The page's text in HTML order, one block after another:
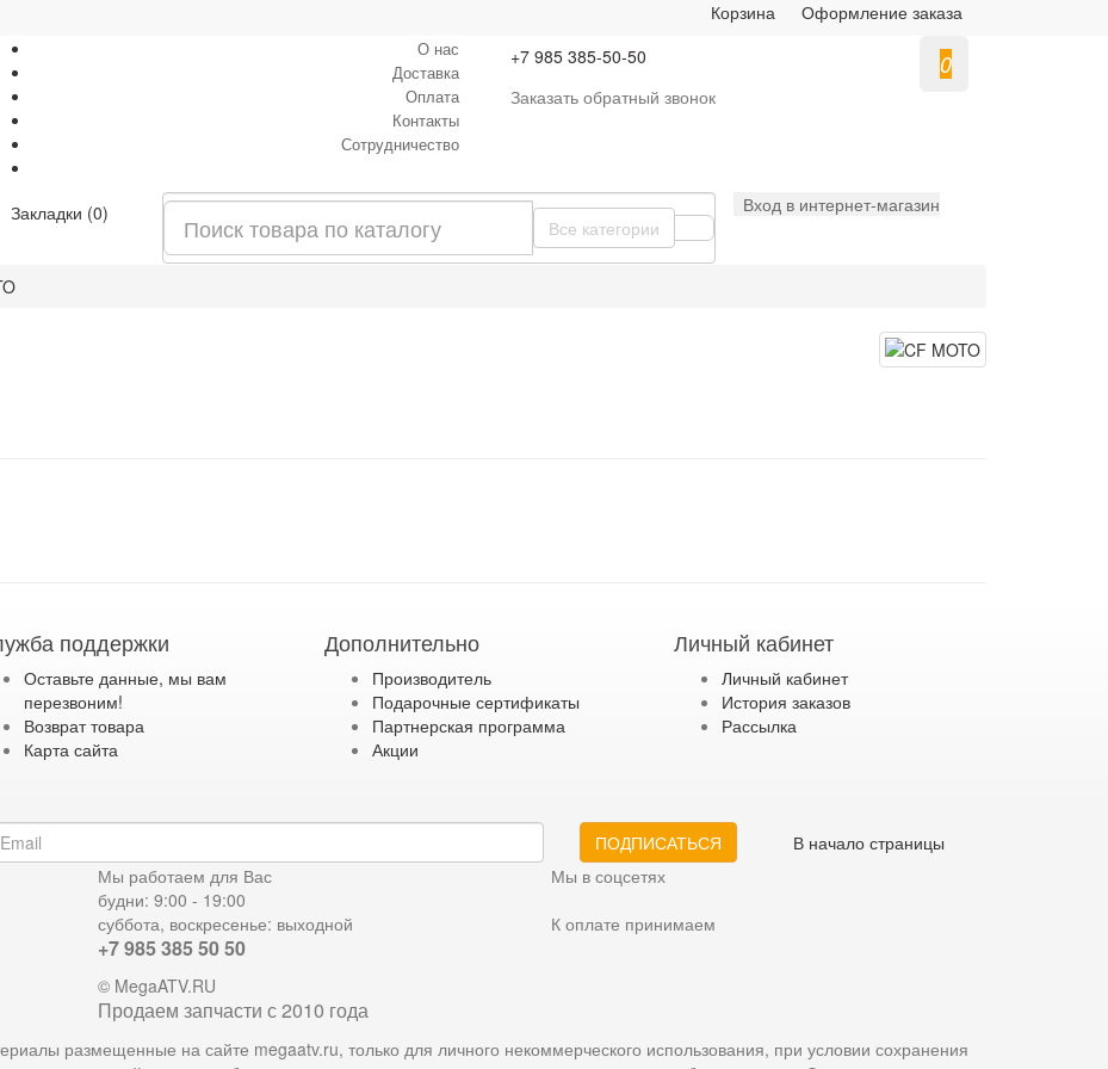
Корзина Оформление заказа
О нас
Доставка
Оплата
Контакты
Сотрудничество
+7 985 385-50-50
Заказать обратный звонок
0
Закладки (0)
Все категории
Вход в интернет-магазин
поддержки
Оставьте данные, мы вам
перезвоним!
Возврат товара
Карта сайта
Дополнительно
Производитель
Подарочные сертификаты
Партнерская программа
Акции
Личный кабинет
Личный кабинет
История заказов
Рассылка
ПОДПИСАТЬСЯ
В начало страницы
Мы работаем для Вас
будни: 9:00 - 19:00
суббота, воскресенье: выходной
+7 985 385 50 50
© MegaATV.RU
Продаем запчасти с 2010 года
Мы в соцсетях
К оплате принимаем
размещенные на сайте megaatv.ru, только для личного некоммерческого использования, при условии сохранения